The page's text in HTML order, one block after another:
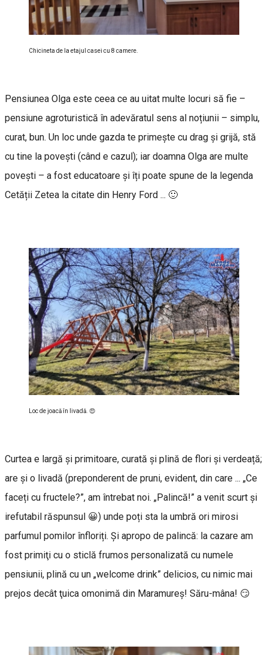
Chicineta de la etajul casei cu 8 camere.
Pensiunea Olga este ceea ce au uitat multe locuri să fie –
pensiune agroturistică în adevăratul sens al noțiunii – simplu,
curat, bun. Un loc unde gazda te primește cu drag și grijă, stă
cu tine la povești (când e cazul); iar doamna Olga are multe
povești – a fost educatoare și îți poate spune de la legenda
Cetății Zetea la citate din Henry Ford ... 🙂
Loc de joacă în livadă. 😍
Curtea e largă și primitoare, curată și plină de flori și verdeață;
are și o livadă (preponderent de pruni, evident, din care ... „Ce
faceți cu fructele?”, am întrebat noi. „Palincă!” a venit scurt și
irefutabil răspunsul 😀) unde poți sta la umbră ori mirosi
parfumul pomilor înfloriți. Şi apropo de palincă: la cazare am
fost primiţi cu o sticlă frumos personalizată cu numele
pensiunii, plină cu un „welcome drink” delicios, cu nimic mai
prejos decât ţuica omonimă din Maramureş! Săru-mâna! 😏